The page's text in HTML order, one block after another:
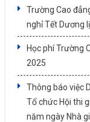
Trường Cao
nghỉ Tết Dương
Học phí Trường
2025
Thông báo việc
Tổ chức Hội thi
năm ngày Nhà